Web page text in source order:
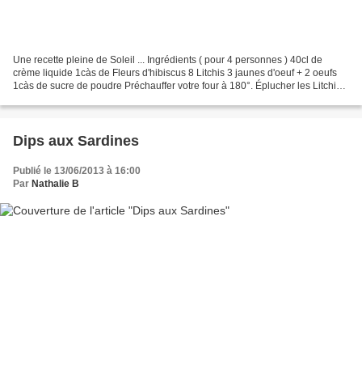
Une recette pleine de Soleil ... Ingrédients ( pour 4 personnes ) 40cl de
crème liquide 1càs de Fleurs d'hibiscus 8 Litchis 3 jaunes d'oeuf + 2 oeufs
1càs de sucre de poudre Préchauffer votre four à 180°. Éplucher les Litchis.
Dips aux Sardines
Publié le 13/06/2013 à 16:00
Par Nathalie B